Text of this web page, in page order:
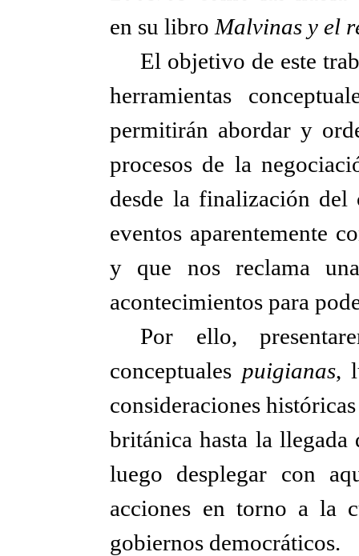
en su libro Malvinas y el
El objetivo de este
herramientas
permitirán abordar y
procesos de la
desde la finalización del
eventos aparentemente
y que nos reclama
acontecimientos para
Por ello,
conceptuales puigianas,
consideraciones
británica hasta la
luego desplegar con
acciones en torno a la
gobiernos democráticos.